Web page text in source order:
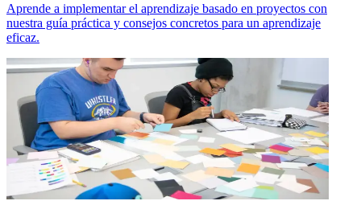
Aprende a implementar el aprendizaje basado en proyectos con
nuestra guía práctica y consejos concretos para un aprendizaje
eficaz.